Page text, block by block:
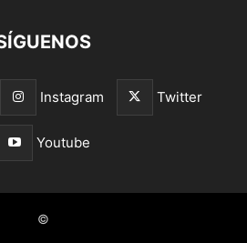
Instagram Twitter
Youtube
©